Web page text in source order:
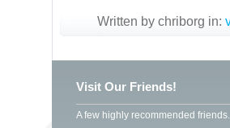
Written by chriborg in:
Visit Our Friends!
A few highly recommended